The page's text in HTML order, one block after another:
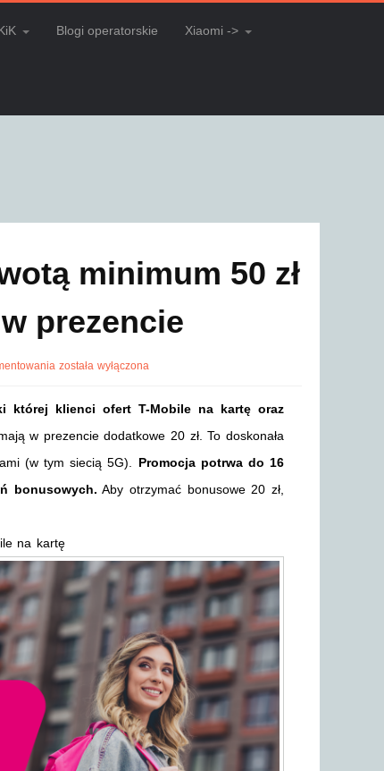
Blogi operatorskie Xiaomi ->
minimum 50 zł
prezencie
została wyłączona
której klienci ofert T-Mobile na kartę oraz
w prezencie dodatkowe 20 zł. To doskonała
(w tym siecią 5G). Promocja potrwa do 16
bonusowych. Aby otrzymać bonusowe 20 zł,
na kartę